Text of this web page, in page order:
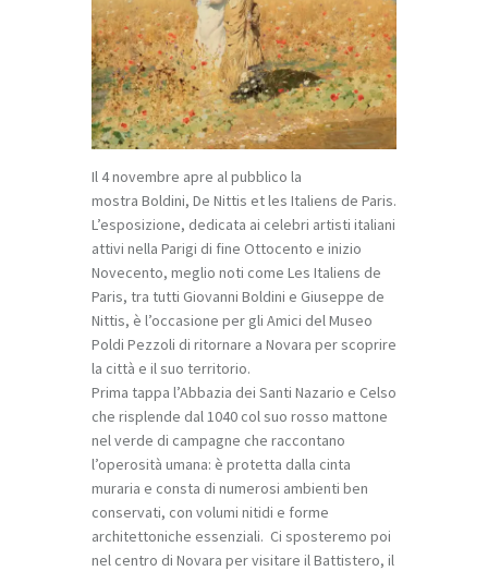
Il 4 novembre apre al pubblico la
mostra Boldini, De Nittis et les Italiens de Paris.
L’esposizione, dedicata ai celebri artisti italiani
attivi nella Parigi di fine Ottocento e inizio
Novecento, meglio noti come Les Italiens de
Paris, tra tutti Giovanni Boldini e Giuseppe de
Nittis, è l’occasione per gli Amici del Museo
Poldi Pezzoli di ritornare a Novara per scoprire
la città e il suo territorio.
Prima tappa l’Abbazia dei Santi Nazario e Celso
che risplende dal 1040 col suo rosso mattone
nel verde di campagne che raccontano
l’operosità umana: è protetta dalla cinta
muraria e consta di numerosi ambienti ben
conservati, con volumi nitidi e forme
architettoniche essenziali. Ci sposteremo poi
nel centro di Novara per visitare il Battistero, il